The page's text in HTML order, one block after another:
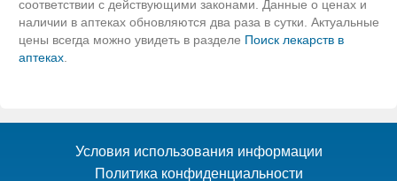
соответствии с действующими законами. Данные о ценах и
наличии в аптеках обновляются два раза в сутки. Актуальные
цены всегда можно увидеть в разделе Поиск лекарств в
аптеках
Условия использования информации
Политика конфиденциальности